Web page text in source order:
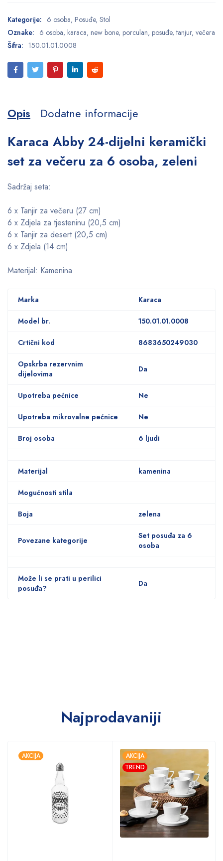
Kategorije: 6 osoba, Posuđe, Stol
Oznake: 6 osoba, karaca, new bone, porculan, posuđe,tanjur, večera
Šifra: 150.01.01.0008
Opis Dodatne informacije
Karaca Abby 24-dijelni keramički
set za večeru za 6 osoba, zeleni
Sadržaj seta:
6 x Tanjir za večeru (27 cm)
6 x Zdjela za tjesteninu (20,5 cm)
6 x Tanjir za desert (20,5 cm)
6 x Zdjela (14 cm)
Materijal: Kamenina
Marka Karaca
Model br. 150.01.01.0008
Crtični kod 8683650249030
Opskrba rezervnim
dijelovima
Da
Upotreba pećnice Ne
Upotreba mikrovalne pećnice Ne
Broj osoba 6 ljudi
Materijal kamenina
Mogućnosti stila
Boja zelena
Povezane kategorije
Set posuđa za 6
osoba
Može li se prati u perilici
posuđa?
Da
Najprodavaniji
AKCIJA
AKCIJA
TREND